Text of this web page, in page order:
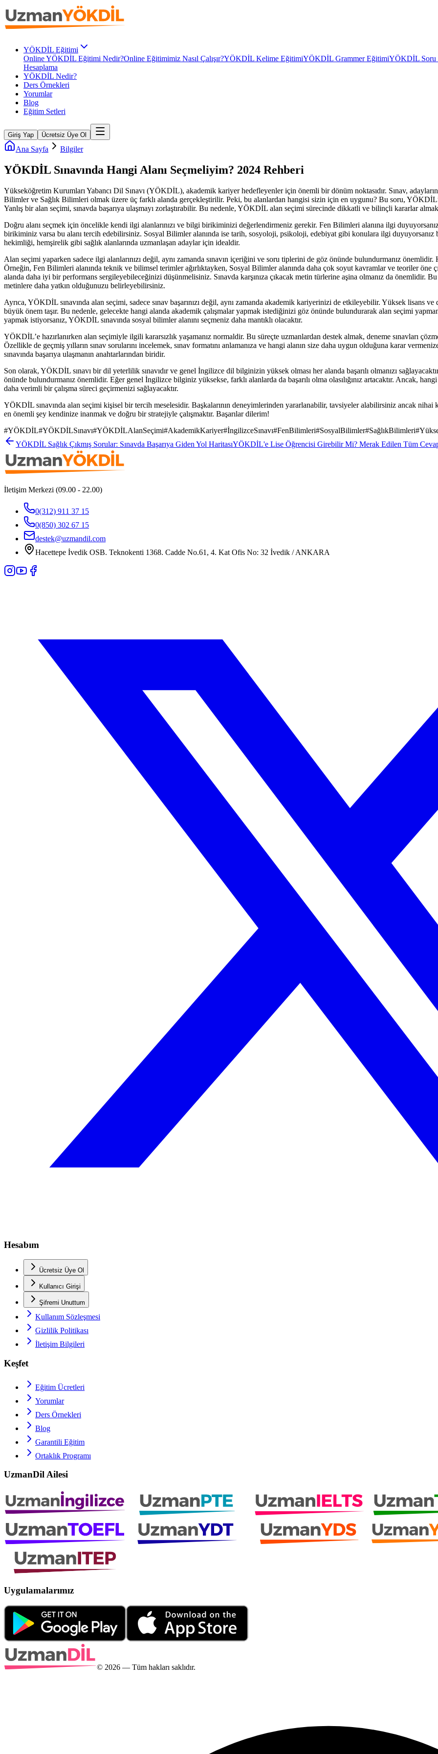
YÖKDİL Eğitimi
Online YÖKDİL Eğitimi Nedir?Online Eğitimimiz Nasıl Çalışır?YÖKDİL Kelime EğitimiYÖKDİL Grammer EğitimiYÖKDİL Soru
Hesaplama
YÖKDİL Nedir?
Ders Örnekleri
Yorumlar
Blog
Eğitim Setleri
Giriş Yap Ücretsiz Üye Ol
Ana Sayfa Bilgiler
YÖKDİL Sınavında Hangi Alanı Seçmeliyim? 2024 Rehberi
Yükseköğretim Kurumları Yabancı Dil Sınavı (YÖKDİL), akademik kariyer hedefleyenler için önemli bir dönüm noktasıdır. Sınav,
Bilimler ve Sağlık Bilimleri olmak üzere üç farklı alanda gerçekleştirilir. Peki, bu alanlardan hangisi sizin için en uygunu? Bu soru,
Yanlış bir alan seçimi, sınavda başarıya ulaşmayı zorlaştırabilir. Bu nedenle, YÖKDİL alan seçimi sürecinde dikkatli ve bilinçli kararlar
Doğru alanı seçmek için öncelikle kendi ilgi alanlarınızı ve bilgi birikiminizi değerlendirmeniz gerekir. Fen Bilimleri alanına ilgi
birikiminiz varsa bu alanı tercih edebilirsiniz. Sosyal Bilimler alanında ise tarih, sosyoloji, psikoloji, edebiyat gibi konulara ilgi duyuyorsanız
hekimliği, hemşirelik gibi sağlık alanlarında uzmanlaşan adaylar için idealdir.
Alan seçimi yaparken sadece ilgi alanlarınızı değil, aynı zamanda sınavın içeriğini ve soru tiplerini de göz önünde bulundurmanız
Örneğin, Fen Bilimleri alanında teknik ve bilimsel terimler ağırlıktayken, Sosyal Bilimler alanında daha çok soyut kavramlar ve teoriler öne
alanda daha iyi bir performans sergileyebileceğinizi düşünmelisiniz. Sınavda karşınıza çıkacak metin türlerine aşina olmanız da önemlidir.
metinlere daha yatkın olduğunuzu belirleyebilirsiniz.
Ayrıca, YÖKDİL sınavında alan seçimi, sadece sınav başarınızı değil, aynı zamanda akademik kariyerinizi de etkileyebilir. Yüksek lisans
büyük önem taşır. Bu nedenle, gelecekte hangi alanda akademik çalışmalar yapmak istediğinizi göz önünde bulundurarak alan seçimi
yapmak istiyorsanız, YÖKDİL sınavında sosyal bilimler alanını seçmeniz daha mantıklı olacaktır.
YÖKDİL’e hazırlanırken alan seçimiyle ilgili kararsızlık yaşamanız normaldir. Bu süreçte uzmanlardan destek almak, deneme sınavları
Özellikle de geçmiş yılların sınav sorularını incelemek, sınav formatını anlamanıza ve hangi alanın size daha uygun olduğuna karar
sınavında başarıya ulaşmanın anahtarlarından biridir.
Son olarak, YÖKDİL sınavı bir dil yeterlilik sınavıdır ve genel İngilizce dil bilginizin yüksek olması her alanda başarılı olmanızı
önünde bulundurmanız önemlidir. Eğer genel İngilizce bilginiz yüksekse, farklı alanlarda da başarılı olma olasılığınız artacaktır. Ancak,
daha verimli bir çalışma süreci geçirmenizi sağlayacaktır.
YÖKDİL sınavında alan seçimi kişisel bir tercih meselesidir. Başkalarının deneyimlerinden yararlanabilir, tavsiyeler alabilirsiniz ancak
en önemli şey kendinize inanmak ve doğru bir stratejiyle çalışmaktır. Başarılar dilerim!
#YÖKDİL#YÖKDİLSınavı#YÖKDİLAlanSeçimi#AkademikKariyer#İngilizceSınavı#FenBilimleri#SosyalBilimler#SağlıkBilimleri#
YÖKDİL Sağlık Çıkmış Sorular: Sınavda Başarıya Giden Yol HaritasıYÖKDİL'e Lise Öğrencisi Girebilir Mi? Merak Edilen Tüm
İletişim Merkezi (09.00 - 22.00)
0(312) 911 37 15
0(850) 302 67 15
destek@uzmandil.com
Hacettepe İvedik OSB. Teknokenti 1368. Cadde No.61, 4. Kat Ofis No: 32 İvedik / ANKARA
Hesabım
Ücretsiz Üye Ol
Kullanıcı Girişi
Şifremi Unuttum
Kullanım Sözleşmesi
Gizlilik Politikası
İletişim Bilgileri
Keşfet
Eğitim Ücretleri
Yorumlar
Ders Örnekleri
Blog
Garantili Eğitim
Ortaklık Programı
UzmanDil Ailesi
Uygulamalarımız
© 2026 — Tüm hakları saklıdır.